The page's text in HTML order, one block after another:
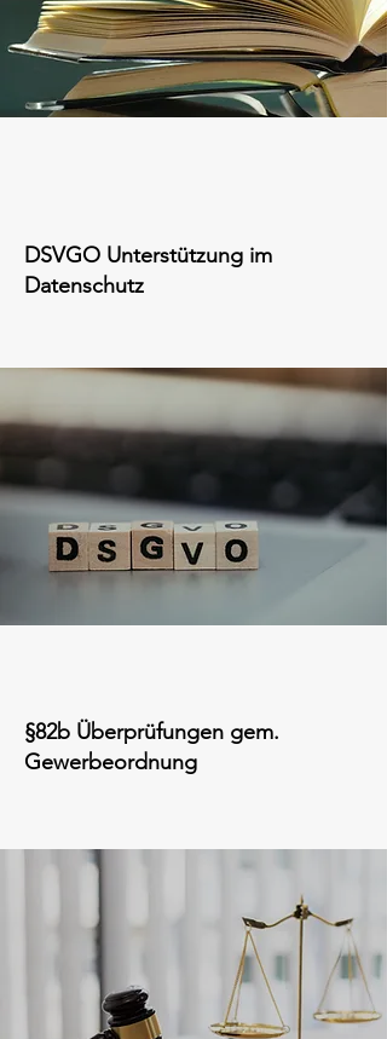
DSVGO Unterstützung im
Datenschutz
§82b Überprüfungen gem.
Gewerbeordnung